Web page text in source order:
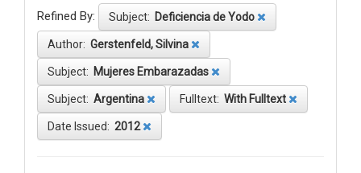
Refined By: Subject: Deficiencia de Yodo
Author: Gerstenfeld, Silvina
Subject: Mujeres Embarazadas
Subject: Argentina Fulltext: With Fulltext
Date Issued: 2012